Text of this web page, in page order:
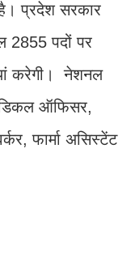
है। प्रदेश सरकार
2855 पदों पर
करेगी। नेशनल
ऑफिसर,
फार्मा असिस्टेंट